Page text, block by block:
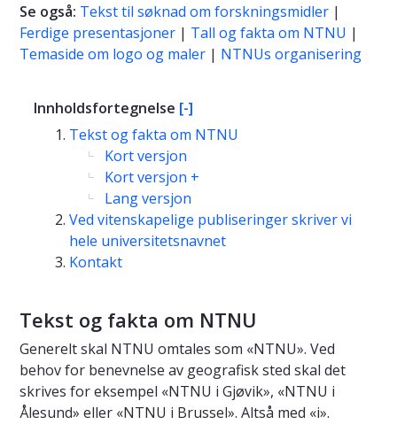
Se også: Tekst til søknad om forskningsmidler |
Ferdige presentasjoner | Tall og fakta om NTNU |
Temaside om logo og maler | NTNUs organisering
Innholdsfortegnelse [-]
Tekst og fakta om NTNU
Kort versjon
Kort versjon +
Lang versjon
Ved vitenskapelige publiseringer skriver vi
hele universitetsnavnet
Kontakt
Tekst og fakta om NTNU
Generelt skal NTNU omtales som «NTNU». Ved
behov for benevnelse av geografisk sted skal det
skrives for eksempel «NTNU i Gjøvik», «NTNU i
Ålesund» eller «NTNU i Brussel». Altså med «i».